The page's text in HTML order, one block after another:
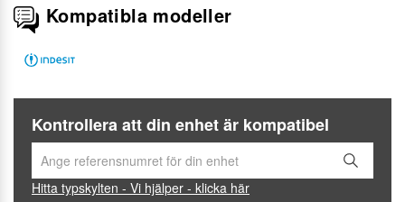
Kompatibla modeller
Kontrollera att din enhet är kompatibel
Hitta typskylten - Vi hjälper - klicka här